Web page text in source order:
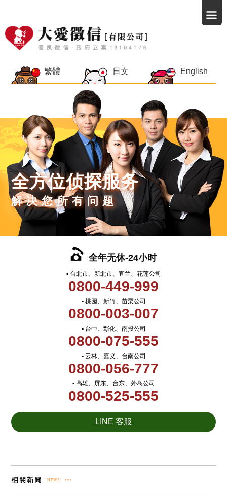
繁體 日文 English
全方位侦探服务
解决您所有问题
全年无休-24小时
▪ 台北市、新北市、宜兰、花莲公司
0800-449-999
▪ 桃园、新竹、苗栗公司
0800-003-007
▪ 台中、彰化、南投公司
0800-075-555
▪ 云林、嘉义、台南公司
0800-056-777
▪ 高雄、屏东、台东、外岛公司
0800-525-555
LINE 客服